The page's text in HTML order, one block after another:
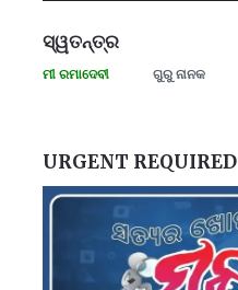
ସ୍ୱତନ୍ତ୍ର
ରମାଦେବୀ ଗୁରୁ ନାନକ
URGENT REQUIRED